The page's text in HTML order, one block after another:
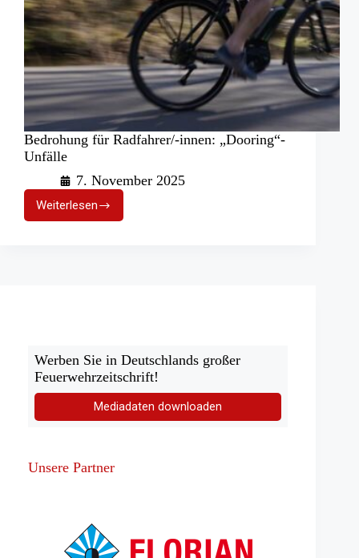
Bedrohung für Radfahrer/-innen: „Dooring“-
Unfälle
7. November 2025
WeiterlesenBedrohung
für
Werben Sie in Deutschlands großer
Feuerwehrzeitschrift!
Mediadaten downloaden
Unsere Partner